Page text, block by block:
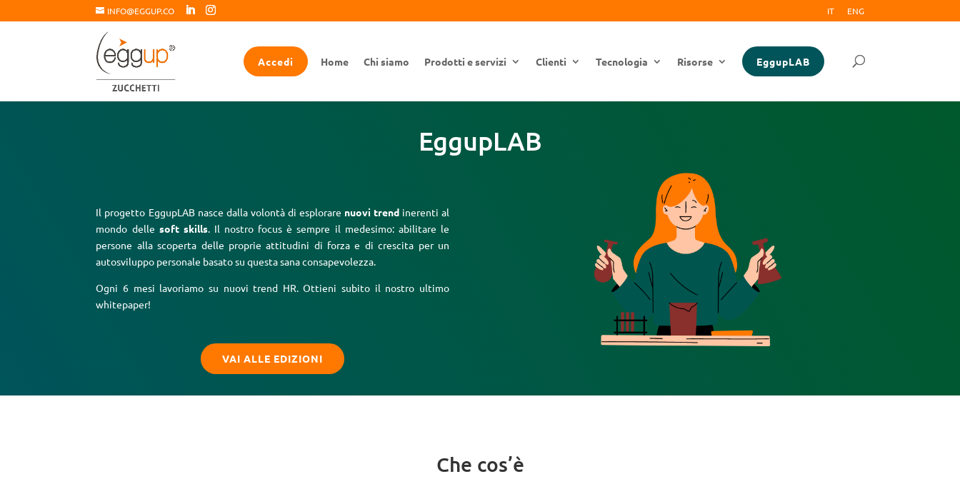
INFO@EGGUP.CO IT ENG
Accedi Home Chi siamo Prodotti e servizi Clienti Tecnologia Risorse EggupLAB
EggupLAB
Il progetto EggupLAB nasce dalla volontà di esplorare nuovi trendinerenti al
mondo delle soft skills. Il nostro focus è sempre il medesimo: abilitare le
persone alla scoperta delle proprie attitudini di forza e di crescita per un
autosviluppo personale basato su questa sana consapevolezza.
Ogni 6 mesi lavoriamo su nuovi trend HR. Ottieni subito il nostro ultimo
whitepaper!
VAI ALLE EDIZIONI
Che cos’è